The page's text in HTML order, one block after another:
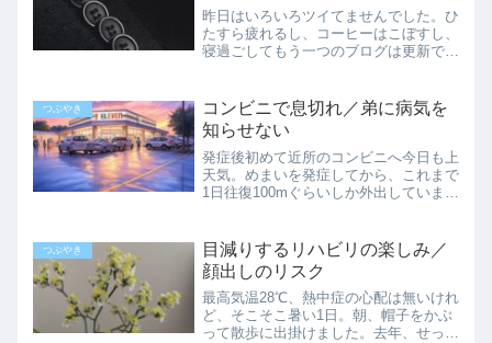
昨日はいろいろツイてませんでした。ひ
たすら疲れるし、コーヒーはこぼすし、
寝過ごしてもう一つのブログは更新でき
イてない』がたまたま昨日いろいろ集中
してしまった分、今日から...
つぶやき
コンビニで息切れ／弟に病気を
知らせない
発症後初めて近所のコンビニへ今日も上
天気。めまいを発症してから、これまで
1日往復100mぐらいしか外出していませ
道300m、往復600m。ちょっと前まで、
ごく普通に歩い...
つぶやき
目減りするリハビリの楽しみ／
顔出しのリスク
最高気温28℃、熱中症の心配は無いけれ
ど、そこそこ暑い1日。朝、帽子をかぶ
って散歩に出掛けました。去年、せっか